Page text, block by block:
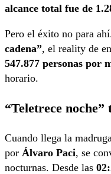
alcance total fue de
Pero el éxito no para
cadena”, el reality de
547.877 personas por
horario.
“Teletrece
Cuando llega la
por Álvaro Paci, se
nocturnas. Desde las